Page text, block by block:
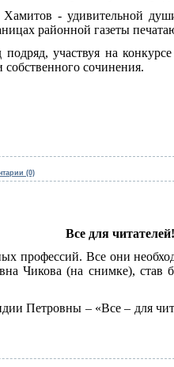
Хамитов - удивительной
районной газеты
участвуя на
сочинения.
(0)
Все для читателей!
профессий. Все они
Чикова (на снимке), став
Петровны – «Все – для